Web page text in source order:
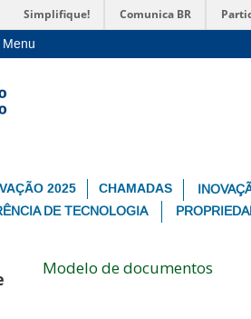
Simplifique! Comunica BR
Menu
acadêmicas
na UnB
2025 CHAMADAS
DE TECNOLOGIA
Modelo de documentos